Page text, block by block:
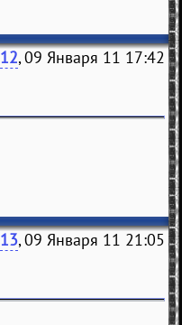
12, 09 Января 11 17:42
13, 09 Января 11 21:05